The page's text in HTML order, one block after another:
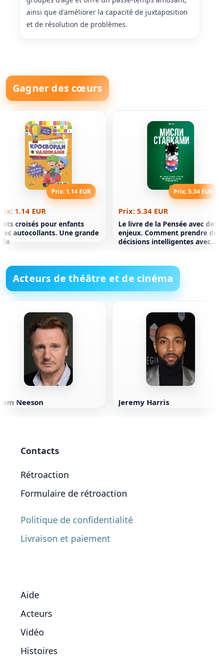
ainsi que d'améliorer la capacité de juxtaposition
et de résolution de problèmes.
Gagner des cœurs
Prix: 1.14 EUR
1.14 EUR
croisés pour enfants
autocollants. Une grande
Prix: 5.34 EUR
Prix: 5.34 EUR
Le livre de la Pensée avec des
enjeux. Comment prendre
décisions intelligentes avec
Acteurs de théâtre et de cinéma
Neeson Jeremy Harris
Contacts
Rétroaction
Formulaire de rétroaction
Politique de confidentialité
Livraison et paiement
Aide
Acteurs
Vidéo
Histoires